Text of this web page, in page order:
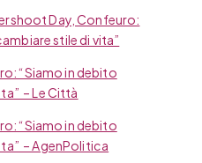
Day, Confeuro:
stile di vita”
“Siamo in debito
– Le Città
“Siamo in debito
– AgenPolitica